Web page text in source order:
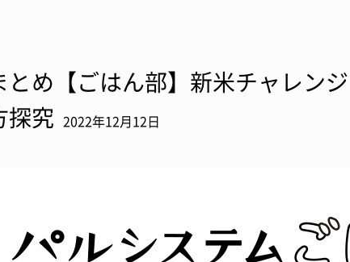
とめ【ごはん部】新米チャレン
探究
2022年12月12日